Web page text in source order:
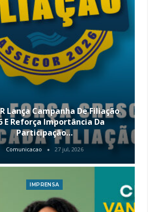
Lança Campanha De Filiação
E Reforça Importância Da
Participação…
Comunicacao 27 jul, 2026
IMPRENSA